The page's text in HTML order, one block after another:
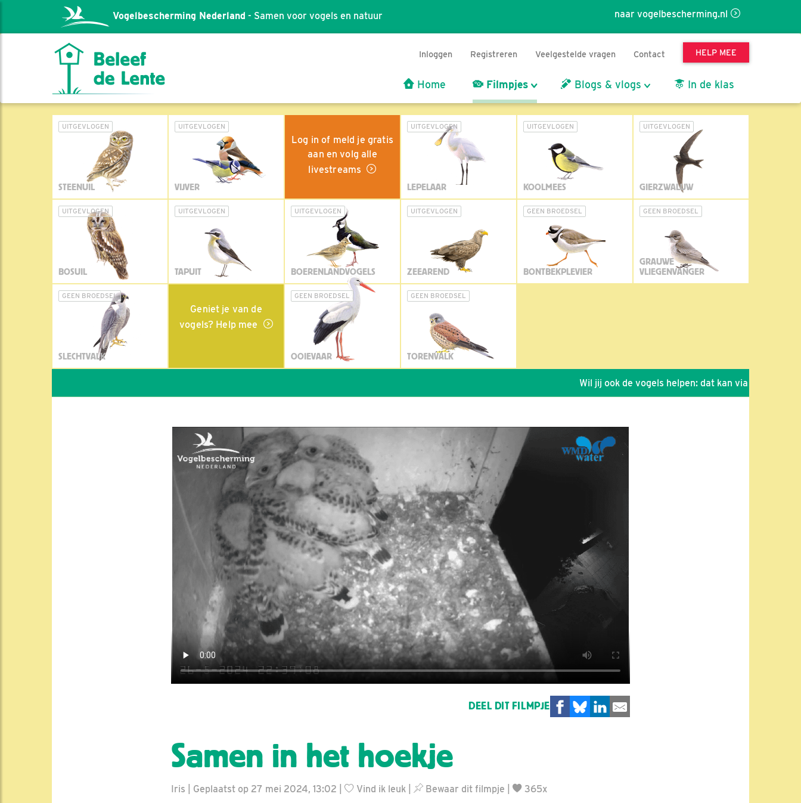
naar vogelbescherming.nl
Vogelbescherming Nederland - Samen voor vogels en natuur
Inloggen Registreren Veelgestelde vragen Contact HELP MEE
Home Filmpjes Blogs & vlogs In de klas
UITGEVLOGEN
STEENUIL
UITGEVLOGEN
VIJVER
Log in of meld je gratis
aan en volg alle
livestreams
UITGEVLOGEN
LEPELAAR
UITGEVLOGEN
KOOLMEES
UITGEVLOGEN
GIERZWALUW
UITGEVLOGEN
BOSUIL
UITGEVLOGEN
TAPUIT
UITGEVLOGEN
BOERENLANDVOGELS
UITGEVLOGEN
ZEEAREND
GEEN BROEDSEL
BONTBEKPLEVIER
GEEN BROEDSEL
GRAUWE
VLIEGENVANGER
GEEN BROEDSEL
SLECHTVALK
Geniet je van de
vogels? Help mee
GEEN BROEDSEL
OOIEVAAR
GEEN BROEDSEL
TORENVALK
Wil jij ook de vogels helpen: dat kan via de link!
DEEL DIT FILMPJE
Samen in het hoekje
Iris | Geplaatst op 27 mei 2024, 13:02 | Vind ik leuk Bewaar dit filmpje
365x